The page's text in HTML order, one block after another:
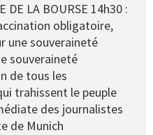
DE LA BOURSE 14h30 :
obligatoire,
une souveraineté
souveraineté
de tous les
trahissent le peuple
des journalistes
de Munich